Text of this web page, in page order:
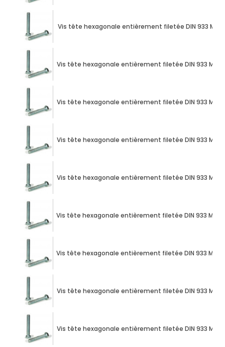
Vis tête hexagonale entièrement filetée DIN 933 M10
Vis tête hexagonale entièrement filetée DIN 933 M10
Vis tête hexagonale entièrement filetée DIN 933 M10
Vis tête hexagonale entièrement filetée DIN 933 M10
Vis tête hexagonale entièrement filetée DIN 933 M10
Vis tête hexagonale entièrement filetée DIN 933 M10
Vis tête hexagonale entièrement filetée DIN 933 M10
Vis tête hexagonale entièrement filetée DIN 933 M10
Vis tête hexagonale entièrement filetée DIN 933 M10